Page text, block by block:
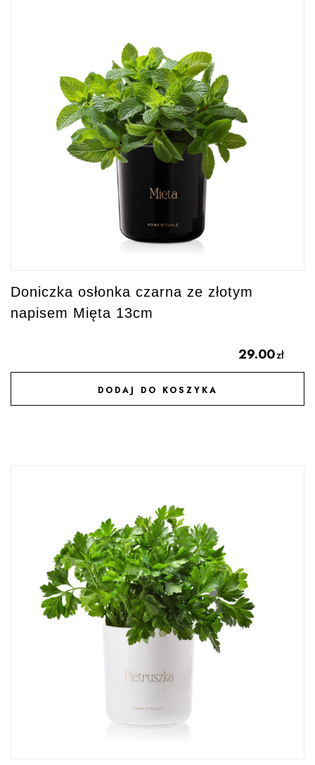
Doniczka osłonka czarna ze złotym
napisem Mięta 13cm
29.00zł
DODAJ DO KOSZYKA
DODAJ DO ULUBIONYCH